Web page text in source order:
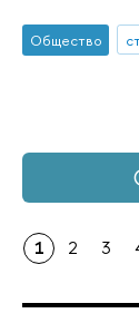
Общество
1 2 3